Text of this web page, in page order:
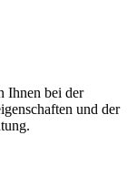
Ihnen bei der
und der